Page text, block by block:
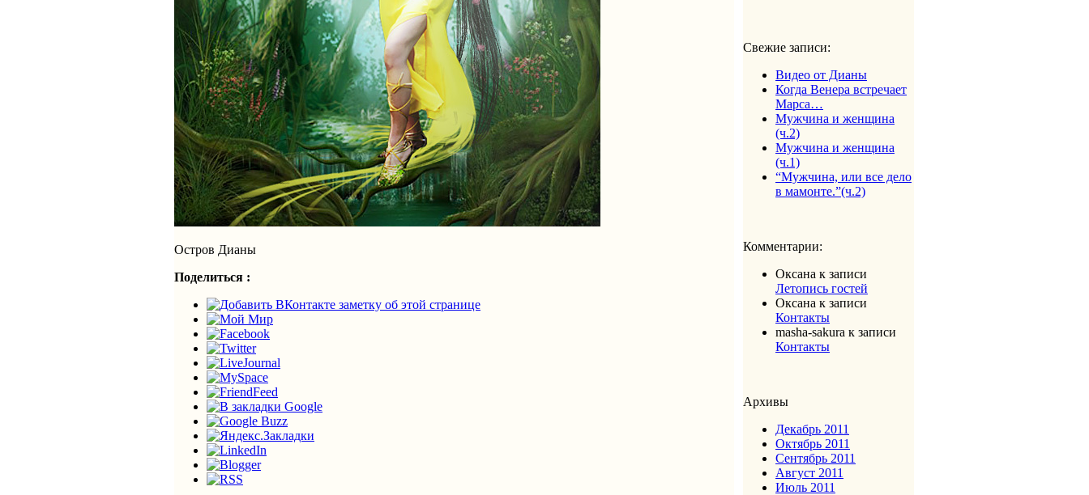
Остров Дианы
Поделиться :
Свежие записи:
Видео от Дианы
Когда Венера встречает
Марса…
Мужчина и женщина
(ч.2)
Мужчина и женщина
(ч.1)
“Мужчина, или все дело
в мамонте.”(ч.2)
Комментарии:
Оксана к записи
Летопись гостей
Оксана к записи
Контакты
masha-sakura к записи
Контакты
Архивы
Декабрь 2011
Октябрь 2011
Сентябрь 2011
Август 2011
Июль 2011